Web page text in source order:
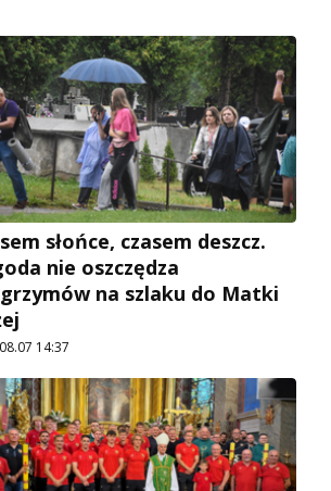
słońce, czasem deszcz.
nie oszczędza
na szlaku do Matki
14:37